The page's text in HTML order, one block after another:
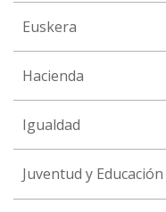
Euskera
Hacienda
Igualdad
Juventud y Educación